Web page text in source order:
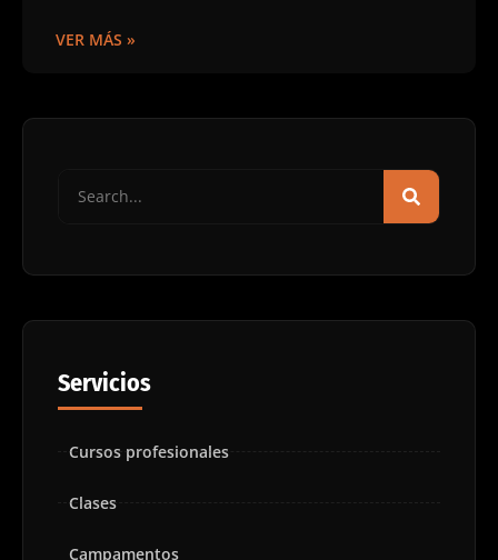
VER MÁS »
Servicios
Cursos profesionales
Clases
Campamentos